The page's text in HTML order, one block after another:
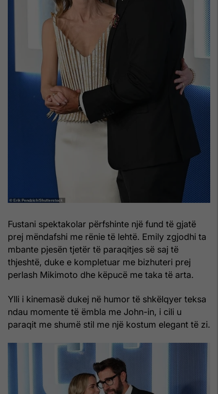
Fustani spektakolar përfshinte një fund të gjatë
prej mëndafshi me rënie të lehtë. Emily zgjodhi ta
mbante pjesën tjetër të paraqitjes së saj të
thjeshtë, duke e kompletuar me bizhuteri prej
perlash Mikimoto dhe këpucë me taka të arta.
Ylli i kinemasë dukej në humor të shkëlqyer teksa
ndau momente të ëmbla me John-in, i cili u
paraqit me shumë stil me një kostum elegant të zi.